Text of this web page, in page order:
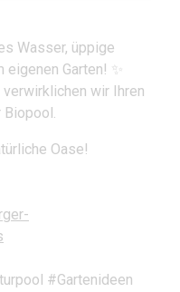
Wasser, üppige
Garten! ✨
wir Ihren
Biopool.
Oase!
#Gartenideen